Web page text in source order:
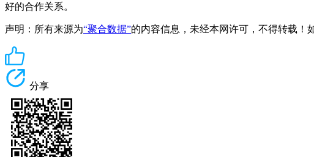
好的合作关系。
声明：所有来源为“聚合数据”的内容信息，未经本网许可，不得转载！
分享